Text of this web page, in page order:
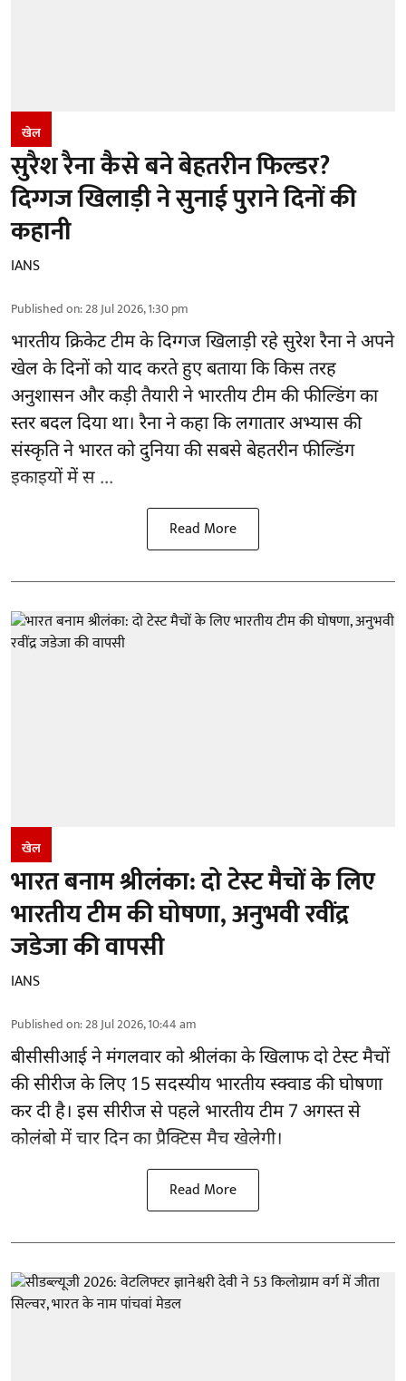
खेल
सुरैश रैना कैसे बने बेहतरीन फिल्डर?
दिग्गज खिलाड़ी ने सुनाई पुराने दिनों की
कहानी
IANS
Published on:28 Jul 2026, 1:30 pm
भारतीय क्रिकेट टीम के दिग्गज खिलाड़ी रहेसुरेश रैनाने अपने
खेल के दिनों को याद करते हुए बताया कि किस तरह
अनुशासन और कड़ी तैयारी ने भारतीय टीम की फील्डिंग का
स्तर बदल दिया था। रैना ने कहा कि लगातार अभ्यास की
संस्कृति ने भारत को दुनिया की सबसे बेहतरीन फील्डिंग
इकाइयों में स ...
Read More
खेल
भारत बनाम श्रीलंका: दो टेस्ट मैचों के लिए
भारतीय टीम की घोषणा, अनुभवी रवींद्र
जडेजा की वापसी
IANS
Published on:28 Jul 2026, 10:44 am
बीसीसीआईने मंगलवार को श्रीलंका के खिलाफ दो टेस्ट मैचों
की सीरीज के लिए 15 सदस्यीय भारतीय स्क्वाड की घोषणा
कर दी है। इस सीरीज से पहले भारतीय टीम 7 अगस्त से
कोलंबो में चार दिन का प्रैक्टिस मैच खेलेगी।
Read More